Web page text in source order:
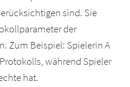
sind. Sie
der
Zum Beispiel: Spielerin A
während Spieler
hat.